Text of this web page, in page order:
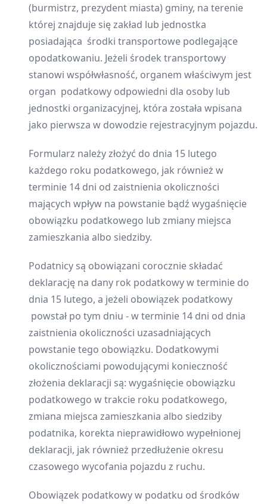
(burmistrz, prezydent miasta) gminy, na terenie
której znajduje się zakład lub jednostka
posiadająca środki transportowe podlegające
opodatkowaniu. Jeżeli środek transportowy
stanowi współwłasność, organem właściwym jest
organ podatkowy odpowiedni dla osoby lub
jednostki organizacyjnej, która została wpisana
jako pierwsza w dowodzie rejestracyjnym pojazdu.
Formularz należy złożyć do dnia 15 lutego
każdego roku podatkowego, jak również w
terminie 14 dni od zaistnienia okoliczności
mających wpływ na powstanie bądź wygaśnięcie
obowiązku podatkowego lub zmiany miejsca
zamieszkania albo siedziby.
Podatnicy są obowiązani corocznie składać
deklarację na dany rok podatkowy w terminie do
dnia 15 lutego, a jeżeli obowiązek podatkowy
powstał po tym dniu - w terminie 14 dni od dnia
zaistnienia okoliczności uzasadniających
powstanie tego obowiązku. Dodatkowymi
okolicznościami powodującymi konieczność
złożenia deklaracji są: wygaśnięcie obowiązku
podatkowego w trakcie roku podatkowego,
zmiana miejsca zamieszkania albo siedziby
podatnika, korekta nieprawidłowo wypełnionej
deklaracji, jak również przedłużenie okresu
czasowego wycofania pojazdu z ruchu.
Obowiązek podatkowy w podatku od środków